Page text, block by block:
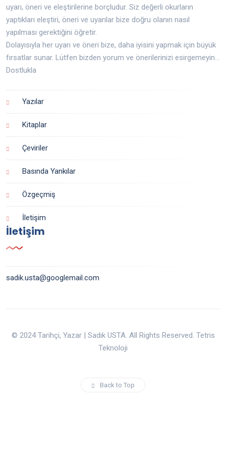
uyarı, öneri ve eleştirilerine borçludur. Siz değerli okurların
yaptıkları eleştiri, öneri ve uyarılar bize doğru olanın nasıl
yapılması gerektiğini öğretir.
Dolayısıyla her uyarı ve öneri bize, daha iyisini yapmak için büyük
fırsatlar sunar. Lütfen bizden yorum ve önerilerinizi esirgemeyin...
Dostlukla
Yazılar
Kitaplar
Çeviriler
Basında Yankılar
Özgeçmiş
İletişim
İletişim
sadik.usta@googlemail.com
© 2024 Tarihçi, Yazar | Sadık USTA. All Rights Reserved. Tetris
Teknoloji
Back to Top